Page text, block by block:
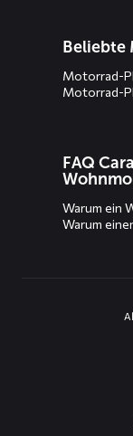
Beliebte
Motorrad-
Motorrad-
FAQ
Warum ein
Warum